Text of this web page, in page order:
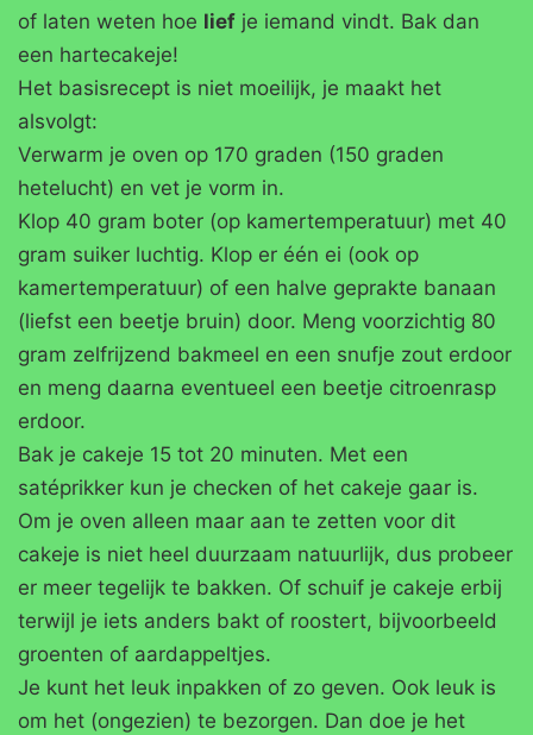
of laten weten hoe lief je iemand vindt. Bak dan
een hartecakeje!
Het basisrecept is niet moeilijk, je maakt het
alsvolgt:
Verwarm je oven op 170 graden (150 graden
hetelucht) en vet je vorm in.
Klop 40 gram boter (op kamertemperatuur) met 40
gram suiker luchtig. Klop er één ei (ook op
kamertemperatuur) of een halve geprakte banaan
(liefst een beetje bruin) door. Meng voorzichtig 80
gram zelfrijzend bakmeel en een snufje zout erdoor
en meng daarna eventueel een beetje citroenrasp
erdoor.
Bak je cakeje 15 tot 20 minuten. Met een
satéprikker kun je checken of het cakeje gaar is.
Om je oven alleen maar aan te zetten voor dit
cakeje is niet heel duurzaam natuurlijk, dus probeer
er meer tegelijk te bakken. Of schuif je cakeje erbij
terwijl je iets anders bakt of roostert, bijvoorbeeld
groenten of aardappeltjes.
Je kunt het leuk inpakken of zo geven. Ook leuk is
om het (ongezien) te bezorgen. Dan doe je het